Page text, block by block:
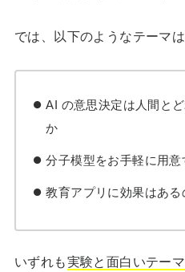
では、以下のようなテーマ
AI の意思決定は人間と
か
分子模型をお手軽に用意
教育アプリに効果はある
いずれも実験と面白いテー